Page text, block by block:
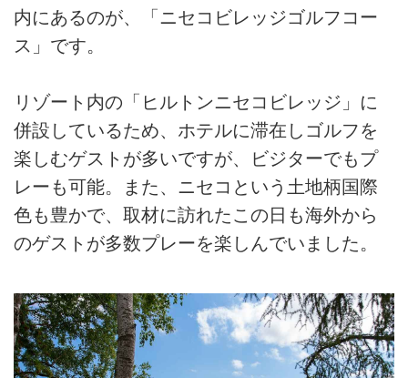
内にあるのが、「ニセコビレッジゴルフコー
ス」です。
リゾート内の「ヒルトンニセコビレッジ」に
併設しているため、ホテルに滞在しゴルフを
楽しむゲストが多いですが、ビジターでもプ
レーも可能。また、ニセコという土地柄国際
色も豊かで、取材に訪れたこの日も海外から
のゲストが多数プレーを楽しんでいました。